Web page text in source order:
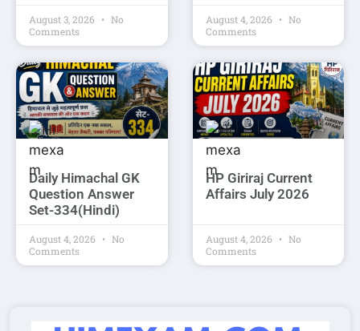
August 3, 2026
No
Comments
August 4, 2026
No
Comments
Daily Himachal GK
Question Answer
Set-334(Hindi)
August 4, 2026
No
Comments
HP Giriraj Current
Affairs July 2026
August 4, 2026
No
Comments